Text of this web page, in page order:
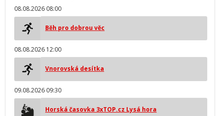
08.08.2026 08:00
Běh pro dobrou věc
08.08.2026 12:00
Vnorovská desítka
09.08.2026 09:30
Horská časovka 3xTOP.cz Lysá hora